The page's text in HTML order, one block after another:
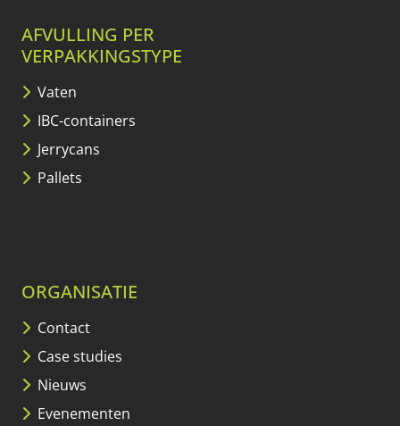
AFVULLING PER
VERPAKKINGSTYPE
Vaten
IBC-containers
Jerrycans
Pallets
ORGANISATIE
Contact
Case studies
Nieuws
Evenementen